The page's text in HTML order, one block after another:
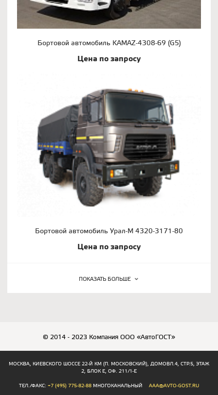
Бортовой автомобиль KAMAZ-4308-69 (G5)
Цена по запросу
Бортовой автомобиль Урал-М 4320-3171-80
Цена по запросу
ПОКАЗАТЬ БОЛЬШЕ
© 2014 - 2023 Компания ООО «АвтоГОСТ»
МОСКВА, КИЕВСКОГО ШОССЕ 22-Й КМ (П. МОСКОВСКИЙ), ДОМОВЛ.4, СТР.5, ЭТАЖ
2, БЛОК Е, ОФ. 211/1-Е
ТЕЛ./ФАКС: +7 (495) 775-82-88 МНОГОКАНАЛЬНЫЙ AAA@AVTO-GOST.RU